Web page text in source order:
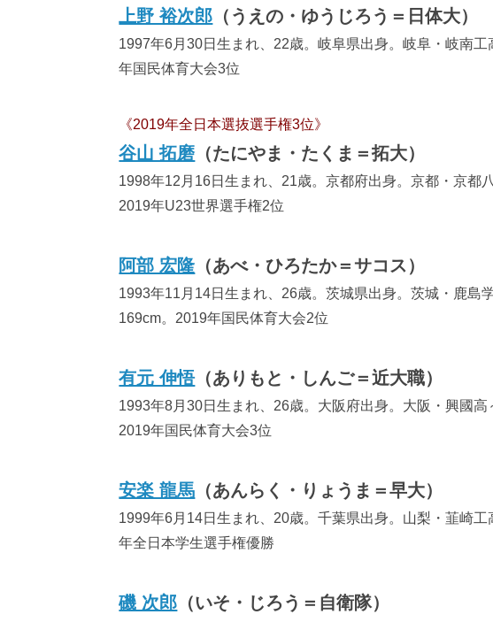
上野 裕次郎 （うえの・ゆうじろう＝日体大）
1997年6月30日生まれ、22歳。岐阜県出身。岐阜・岐南工
年国民体育大会3位
《2019年全日本選抜選手権3位》
谷山 拓磨 （たにやま・たくま＝拓大）
1998年12月16日生まれ、21歳。京都府出身。京都・京都
2019年U23世界選手権2位
阿部 宏隆 （あべ・ひろたか＝サコス）
1993年11月14日生まれ、26歳。茨城県出身。茨城・鹿島
169cm。2019年国民体育大会2位
有元 伸悟（ありもと・しんご＝近大職）
1993年8月30日生まれ、26歳。大阪府出身。大阪・興國高
2019年国民体育大会3位
安楽 龍馬 （あんらく・りょうま＝早大）
1999年6月14日生まれ、20歳。千葉県出身。山梨・韮崎工
年全日本学生選手権優勝
磯 次郎 （いそ・じろう＝自衛隊）